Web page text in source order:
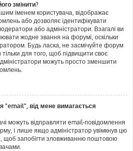
змінити?
іменем користувача, відображає
або дозволяє ідентифікувати
або адміністратори. Взагалі ви
жодне звання на форумі, оскільки
Будь ласка, не засмічуйте форум
для того, щоб підвищити своє
можуть просто зменшити
"email", від мене вимагається
можуть відправляти email-повідомлення
і лише якщо адміністратор увімкнув цю
щоб запобігти зловживанню поштовою